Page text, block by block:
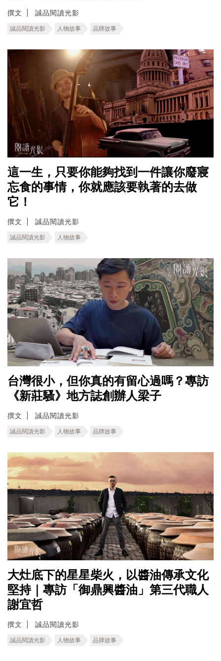
撰文 誠品閱讀光影
誠品閱讀光影 人物故事 品牌故事
這一生，只要你能夠找到一件讓你廢寢
忘食的事情，你就應該要執著的去做
它！
撰文 誠品閱讀光影
誠品閱讀光影 人物故事
台灣很小，但你真的有留心過嗎？專訪
《新莊騷》地方誌創辦人梁子
撰文 誠品閱讀光影
誠品閱讀光影 人物故事 品牌故事
大灶底下的星星柴火，以醬油傳承文化
堅持｜專訪「御鼎興醬油」第三代職人
謝宜哲
撰文 誠品閱讀光影
誠品閱讀光影 人物故事 品牌故事